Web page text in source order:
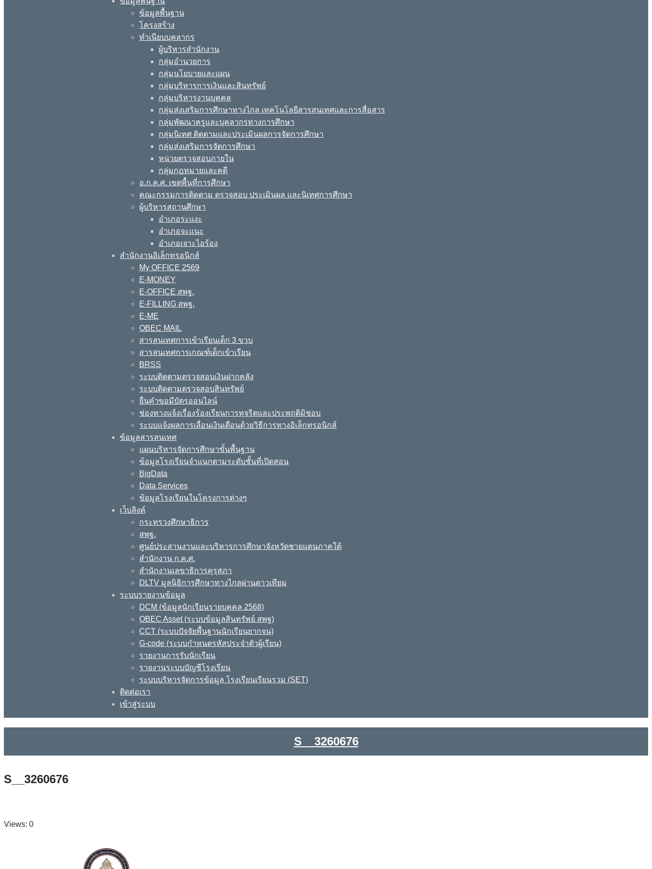
ข้อมูลพื้นฐาน
โครงสร้าง
ทำเนียบบุคลากร
ผู้บริหารสำนักงาน
กลุ่มอำนวยการ
กลุ่มนโยบายและแผน
กลุ่มบริหารการเงินและสินทรัพย์
กลุ่มบริหารงานบุคคล
กลุ่มส่งเสริมการศึกษาทางไกล เทคโนโลยีสารสนเทศและการสื่อสาร
กลุ่มพัฒนาครูและบุคลากรทางการศึกษา
กลุ่มนิเทศ ติดตามและประเมินผลการจัดการศึกษา
กลุ่มส่งเสริมการจัดการศึกษา
หน่วยตรวจสอบภายใน
กลุ่มกฎหมายและคดี
อ.ก.ค.ศ. เขตพื้นที่การศึกษา
คณะกรรมการติดตาม ตรวจสอบ ประเมินผล และนิเทศการศึกษา
ผู้บริหารสถานศึกษา
อำเภอระแงะ
อำเภอจะแนะ
อำเภอเจาะไอร้อง
สำนักงานอิเล็กทรอนิกส์
My OFFICE 2569
E-MONEY
E-OFFICE สพฐ.
E-FILLING สพฐ.
E-ME
OBEC MAIL
สารสนเทศการเข้าเรียนเด็ก 3 ขวบ
สารสนเทศการเกณฑ์เด็กเข้าเรียน
BRSS
ระบบติดตามตรวจสอบเงินฝากคลัง
ระบบติดตามตรวจสอบสินทรัพย์
ยื่นคำขอมีบัตรออนไลน์
ช่องทางแจ้งเรื่องร้องเรียนการทุจริตและประพฤติมิชอบ
ระบบแจ้งผลการเลื่อนเงินเดือนด้วยวิธีการทางอิเล็กทรอนิกส์
ข้อมูลสารสนเทศ
แผนบริหารจัดการศึกษาขั้นพื้นฐาน
ข้อมูลโรงเรียนจำแนกตามระดับชั้นที่เปิดสอน
BigData
Data Services
ข้อมูลโรงเรียนในโครงการต่างๆ
เว็บลิงค์
กระทรวงศึกษาธิการ
สพฐ.
ศูนย์ประสานงานและบริหารการศึกษาจังหวัดชายแดนภาคใต้
สำนักงาน ก.ค.ศ.
สำนักงานเลขาธิการคุรุสภา
DLTV มูลนิธิการศึกษาทางไกลผ่านดาวเทียม
ระบบรายงานข้อมูล
DCM (ข้อมูลนักเรียนรายบุคคล 2568)
OBEC Asset (ระบบข้อมูลสินทรัพย์ สพฐ)
CCT (ระบบปัจจัยพื้นฐานนักเรียนยากจน)
G-code (ระบบกำหนดรหัสประจำตัวผู้เรียน)
รายงานการรับนักเรียน
รายงานระบบบัญชีโรงเรียน
ระบบบริหารจัดการข้อมูล โรงเรียนเรียนรวม (SET)
ติดต่อเรา
เข้าสู่ระบบ
S__3260676
S__3260676
Views: 0